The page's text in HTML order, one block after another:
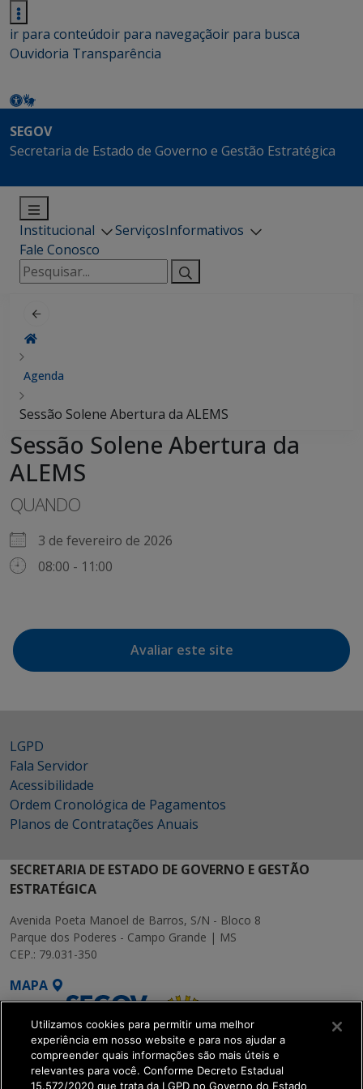
ir para conteúdoir para navegaçãoir para busca
Ouvidoria Transparência
SEGOV
Secretaria de Estado de Governo e Gestão Estratégica
Institucional ServiçosInformativos
Fale Conosco
Pesquisar
por:
Agenda
Sessão Solene Abertura da ALEMS
Sessão Solene Abertura da
ALEMS
QUANDO
3 de fevereiro de 2026
08:00 - 11:00
Avaliar este site
LGPD
Fala Servidor
Acessibilidade
Ordem Cronológica de Pagamentos
Planos de Contratações Anuais
SECRETARIA DE ESTADO DE GOVERNO E GESTÃO
ESTRATÉGICA
Avenida Poeta Manoel de Barros, S/N - Bloco 8
Parque dos Poderes - Campo Grande | MS
CEP.: 79.031-350
MAPA
Utilizamos cookies para permitir uma melhor
experiência em nosso website e para nos ajudar a
compreender quais informações são mais úteis e
relevantes para você. Conforme Decreto Estadual
15.572/2020 que trata da LGPD no Governo do Estado